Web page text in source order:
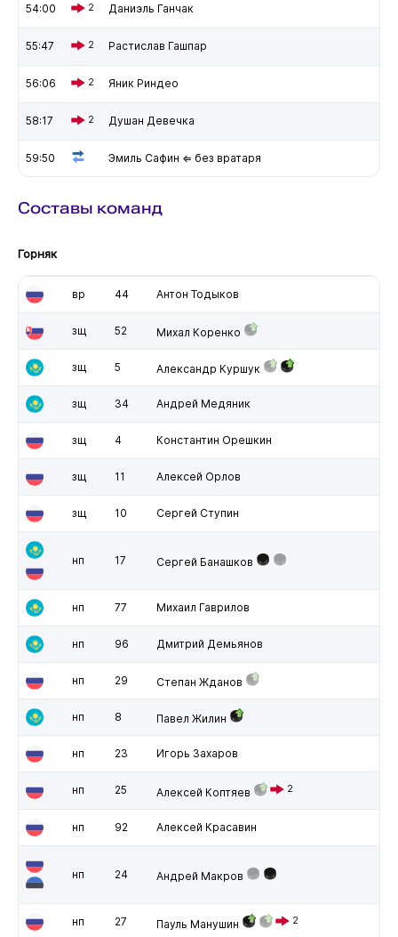
54:00 2 Даниэль Ганчак
55:47 2 Растислав Гашпар
56:06 2 Яник Риндео
58:17 2 Душан Девечка
59:50 Эмиль Сафин ⇐ без вратаря
Составы команд
Горняк
вр 44 Антон Тодыков
зщ 52 Михал Коренко
зщ 5 Александр Куршук
зщ 34 Андрей Медяник
зщ 4 Константин Орешкин
зщ 11 Алексей Орлов
зщ 10 Сергей Ступин
нп 17 Сергей Банашков
нп 77 Михаил Гаврилов
нп 96 Дмитрий Демьянов
нп 29 Степан Жданов
нп 8 Павел Жилин
нп 23 Игорь Захаров
нп 25 Алексей Коптяев 2
нп 92 Алексей Красавин
нп 24 Андрей Макров
нп 27 Пауль Манушин 2